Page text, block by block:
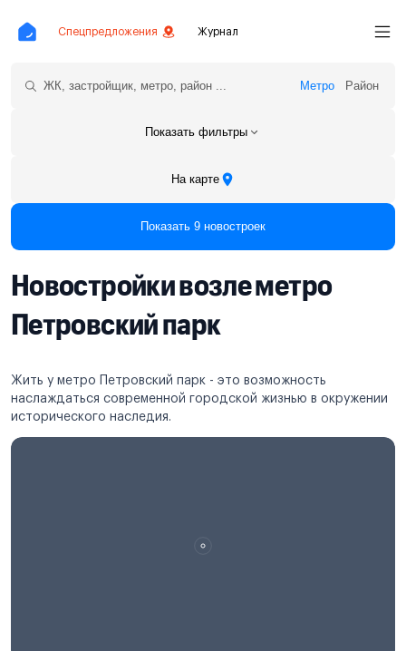
Спецпредложения Журнал
Метро Район
Показать фильтры
На карте
Показать 9 новостроек
Новостройки возле метро
Петровский парк
Жить у метро Петровский парк - это возможность
наслаждаться современной городской жизнью в окружении
исторического наследия.